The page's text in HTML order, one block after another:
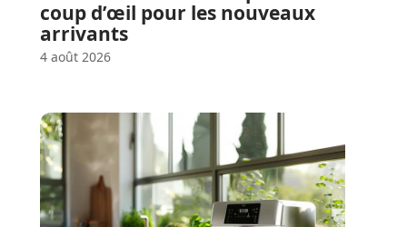
coup d’œil pour les nouveaux
arrivants
4 août 2026